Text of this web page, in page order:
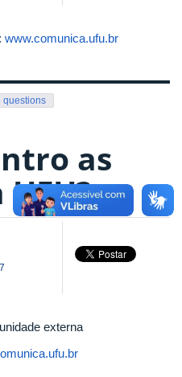
www.comunica.ufu.br
questions
as
externa